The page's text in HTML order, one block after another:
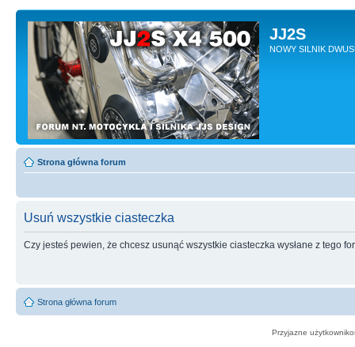
JJ2S
NOWY SILNIK
Strona główna forum
Usuń wszystkie ciasteczka
Czy jesteś pewien, że chcesz usunąć wszystkie ciasteczka wysłane z tego
Strona główna forum
Przyjazne